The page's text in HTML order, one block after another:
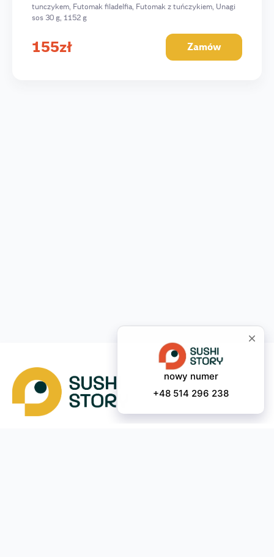
tunczykem, Futomak filadelfia, Futomak z tuńczykiem, Unagi
sos 30 g, 1152 g
155zł Zamów